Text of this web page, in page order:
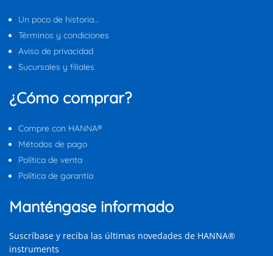
Un poco de historia…
Términos y condiciones
Aviso de privacidad
Sucursales y filiales
¿Cómo comprar?
Compre con HANNA®
Métodos de pago
Política de venta
Política de garantía
Manténgase informado
Suscríbase y reciba las últimas novedades de HANNA®
instruments